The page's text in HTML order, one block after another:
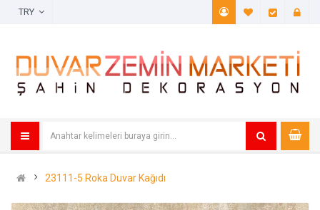
A. Listem
23111-5 Roka Duvar Kağıdı